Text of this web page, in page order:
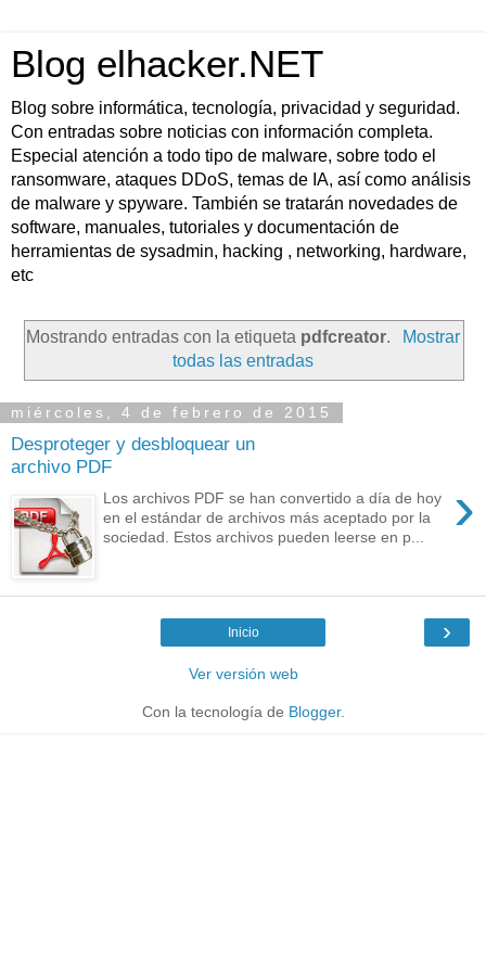
Blog elhacker.NET
Blog sobre informática, tecnología, privacidad y seguridad.
Con entradas sobre noticias con información completa.
Especial atención a todo tipo de malware, sobre todo el
ransomware, ataques DDoS, temas de IA, así como análisis
de malware y spyware. También se tratarán novedades de
software, manuales, tutoriales y documentación de
herramientas de sysadmin, hacking , networking, hardware,
etc
Mostrando entradas con la etiqueta pdfcreator.
Mostrar
todas las entradas
miércoles, 4 de febrero de 2015
Desproteger y desbloquear un
archivo PDF
›
Los archivos PDF se han convertido a día de hoy
en el estándar de archivos más aceptado por la
sociedad. Estos archivos pueden leerse en p...
›
Inicio
Ver versión web
Con la tecnología de Blogger.